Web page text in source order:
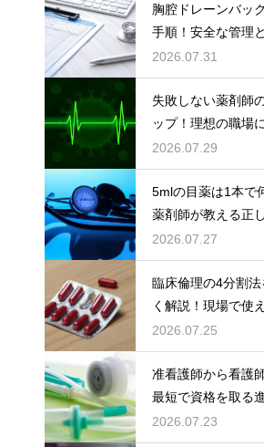
胸腔ドレーンバッ
手順！安全な管理
2026.07.31
失敗しない薬剤師
ップ！理想の職場
2026.07.29
5mlの目薬は1本で
薬剤師が教える正
2026.07.27
臨床倫理の4分割
く解説！現場で使
2026.07.25
准看護師から看護
最短で資格を取る
2026.07.23